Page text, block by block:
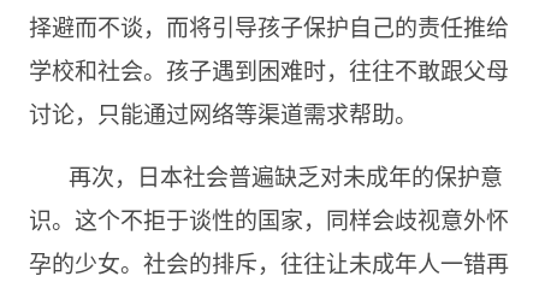
择避而不谈，而将引导孩子保护自己的责任推给
学校和社会。孩子遇到困难时，往往不敢跟父母
讨论，只能通过网络等渠道需求帮助。
再次，日本社会普遍缺乏对未成年的保护意
识。这个不拒于谈性的国家，同样会歧视意外怀
孕的少女。社会的排斥，往往让未成年人一错再